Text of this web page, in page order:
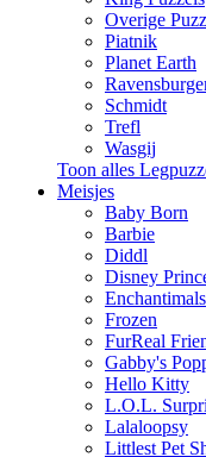
Overige
Piatnik
Planet Earth
Schmidt
Trefl
Wasgij
Toon alles
Meisjes
Baby Born
Barbie
Diddl
Disney
Enchantimals
Frozen
FurReal
Gabby's
Hello Kitty
L.O.L.
Lalaloopsy
Littlest Pet